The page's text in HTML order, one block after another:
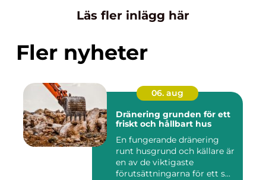
Läs fler inlägg här
Fler nyheter
06. aug
Dränering grunden för ett
friskt och hållbart hus
En fungerande dränering
runt husgrund och källare är
en av de viktigaste
förutsättningarna för ett s...